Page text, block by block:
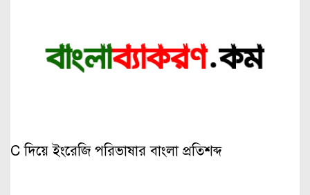
C দিয়ে ইংরেজি পরিভাষার বাংলা প্রতিশব্দ